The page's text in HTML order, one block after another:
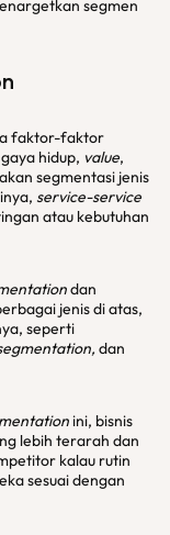
segmen
faktor-faktor
hidup, value,
segmentasi jenis
service-service
atau kebutuhan
dan
jenis di atas,
seperti
dan
ini, bisnis
lebih terarah dan
kalau rutin
sesuai dengan